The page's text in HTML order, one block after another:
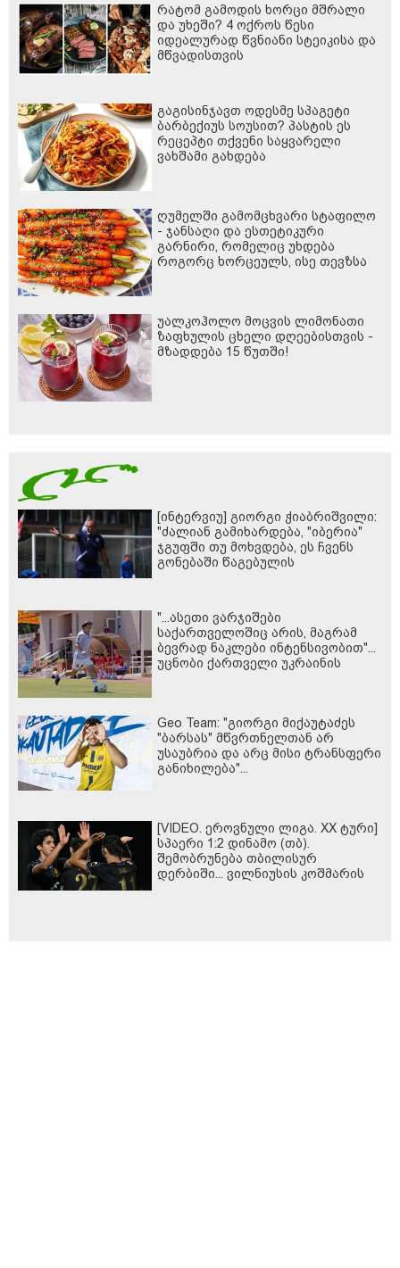
რატომ გამოდის ხორცი მშრალი
და უხეში? 4 ოქროს წესი
იდეალურად წვნიანი სტეიკისა და
მწვადისთვის
გაგისინჯავთ ოდესმე სპაგეტი
ბარბექიუს სოუსით? პასტის ეს
რეცეპტი თქვენი საყვარელი
ვახშამი გახდება
ღუმელში გამომცხვარი სტაფილო
- ჯანსაღი და ესთეტიკური
გარნირი, რომელიც უხდება
როგორც ხორცეულს, ისე თევზსა
უალკოჰოლო მოცვის ლიმონათი
ზაფხულის ცხელი დღეებისთვის -
მზადდება 15 წუთში!
[ინტერვიუ] გიორგი ჭიაბრიშვილი:
"ძალიან გამიხარდება, "იბერია"
ჯგუფში თუ მოხვდება, ეს ჩვენს
გონებაში წაგებულის
"...ასეთი ვარჯიშები
საქართველოშიც არის, მაგრამ
ბევრად ნაკლები ინტენსივობით"...
უცნობი ქართველი უკრაინის
Geo Team: "გიორგი მიქაუტაძეს
"ბარსას" მწვრთნელთან არ
უსაუბრია და არც მისი ტრანსფერი
განიხილება"...
[VIDEO. ეროვნული ლიგა. XX ტური]
სპაერი 1:2 დინამო (თბ).
შემობრუნება თბილისურ
დერბიში... ვილნიუსის კოშმარის